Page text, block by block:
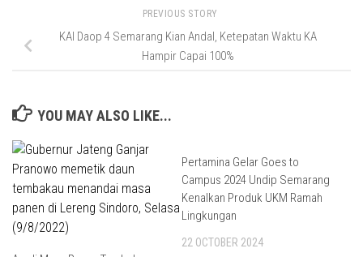
PREVIOUS STORY
KAI Daop 4 Semarang Kian Andal, Ketepatan Waktu KA
Hampir Capai 100%
YOU MAY ALSO LIKE...
Pertamina Gelar Goes to
Campus 2024 Undip Semarang
Kenalkan Produk UKM Ramah
Lingkungan
22 OCTOBER 2024